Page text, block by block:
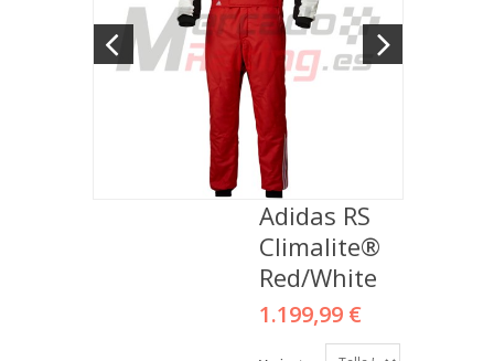
Adidas RS
Climalite®
Red/White
1.199,99 €